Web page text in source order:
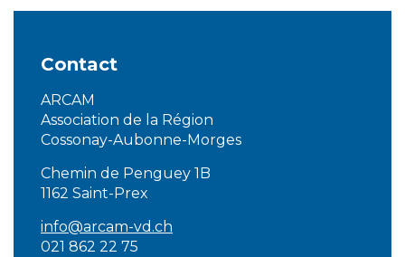
Contact
ARCAM
Association de la Région
Cossonay-Aubonne-Morges
Chemin de Penguey 1B
1162 Saint-Prex
info@arcam-vd.ch
021 862 22 75